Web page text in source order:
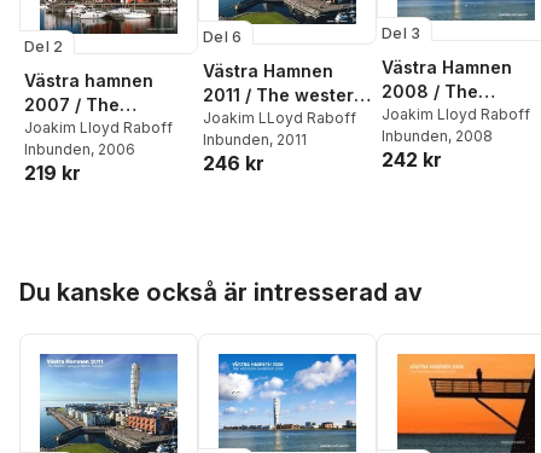
Del 2
Västra hamnen
2007 / The
western harbour
2007
Joakim Lloyd Raboff
Inbunden, 2006
219 kr
Del 6
Västra Hamnen
2011 / The western
harbour in Malmö,
Sweden
Joakim LLoyd Raboff
Inbunden, 2011
246 kr
Del 3
Västra Hamnen
2008 / The
western harbour
2008
Joakim Lloyd Raboff
Inbunden, 2008
242 kr
Du kanske också är intresserad av